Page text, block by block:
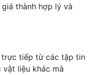
thành hợp lý và
trực tiếp từ các tập tin
liệu khác mà